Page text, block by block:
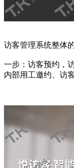
访客管理系统整体
一步：访客预约，
内部用工邀约、访